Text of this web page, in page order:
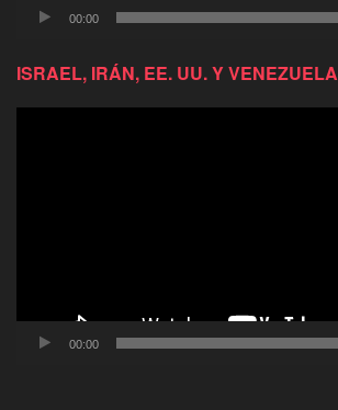
00:00
ISRAEL, IRÁN, EE. UU. Y VENEZUELA
00:00